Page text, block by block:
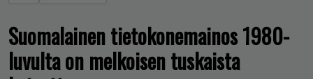
Suomalainen tietokonemainos 1980-
luvulta on melkoisen tuskaista